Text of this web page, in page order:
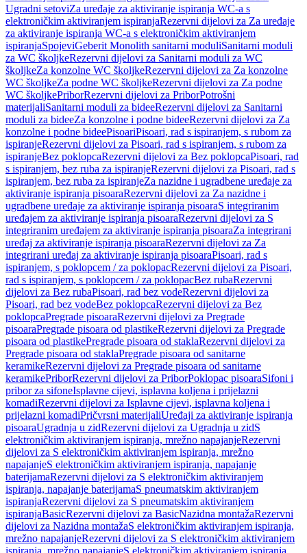
Ugradni setoviZa uređaje za aktiviranje ispiranja WC-a s
elektroničkim aktiviranjem ispiranjaRezervni dijelovi za Za uređaje
za aktiviranje ispiranja WC-a s elektroničkim aktiviranjem
ispiranjaSpojeviGeberit Monolith sanitarni moduliSanitarni moduli
za WC školjkeRezervni dijelovi za Sanitarni moduli za WC
školjkeZa konzolne WC školjkeRezervni dijelovi za Za konzolne
WC školjkeZa podne WC školjkeRezervni dijelovi za Za podne
WC školjkePriborRezervni dijelovi za PriborPotrošni
materijaliSanitarni moduli za bideeRezervni dijelovi za Sanitarni
moduli za bideeZa konzolne i podne bideeRezervni dijelovi za Za
konzolne i podne bideePisoariPisoari, rad s ispiranjem, s rubom za
ispiranjeRezervni dijelovi za Pisoari, rad s ispiranjem, s rubom za
ispiranjeBez poklopcaRezervni dijelovi za Bez poklopcaPisoari, rad
s ispiranjem, bez ruba za ispiranjeRezervni dijelovi za Pisoari, rad s
ispiranjem, bez ruba za ispiranjeZa nazidne i ugradbene uređaje za
aktiviranje ispiranja pisoaraRezervni dijelovi za Za nazidne i
ugradbene uređaje za aktiviranje ispiranja pisoaraS integriranim
uređajem za aktiviranje ispiranja pisoaraRezervni dijelovi za S
integriranim uređajem za aktiviranje ispiranja pisoaraZa integrirani
uređaj za aktiviranje ispiranja pisoaraRezervni dijelovi za Za
integrirani uređaj za aktiviranje ispiranja pisoaraPisoari, rad s
ispiranjem, s poklopcem / za poklopacRezervni dijelovi za Pisoari,
rad s ispiranjem, s poklopcem / za poklopacBez rubaRezervni
dijelovi za Bez rubaPisoari, rad bez vodeRezervni dijelovi za
Pisoari, rad bez vodeBez poklopcaRezervni dijelovi za Bez
poklopcaPregrade pisoaraRezervni dijelovi za Pregrade
pisoaraPregrade pisoara od plastikeRezervni dijelovi za Pregrade
pisoara od plastikePregrade pisoara od staklaRezervni dijelovi za
Pregrade pisoara od staklaPregrade pisoara od sanitarne
keramikeRezervni dijelovi za Pregrade pisoara od sanitarne
keramikePriborRezervni dijelovi za PriborPoklopac pisoaraSifoni i
pribor za sifoneIsplavne cijevi, isplavna koljena i prijelazni
komadiRezervni dijelovi za Isplavne cijevi, isplavna koljena i
prijelazni komadiPričvrsni materijaliUređaji za aktiviranje ispiranja
pisoaraUgradnja u zidRezervni dijelovi za Ugradnja u zidS
elektroničkim aktiviranjem ispiranja, mrežno napajanjeRezervni
dijelovi za S elektroničkim aktiviranjem ispiranja, mrežno
napajanjeS elektroničkim aktiviranjem ispiranja, napajanje
baterijamaRezervni dijelovi za S elektroničkim aktiviranjem
ispiranja, napajanje baterijamaS pneumatskim aktiviranjem
ispiranjaRezervni dijelovi za S pneumatskim aktiviranjem
ispiranjaBasicRezervni dijelovi za BasicNazidna montažaRezervni
dijelovi za Nazidna montažaS elektroničkim aktiviranjem ispiranja,
mrežno napajanjeRezervni dijelovi za S elektroničkim aktiviranjem
ispiranja, mrežno napajanjeS elektroničkim aktiviranjem ispiranja,